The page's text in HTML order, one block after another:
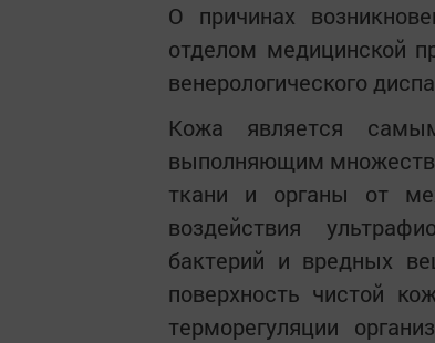
О причинах
отделом медицинской
венерологического
Кожа является
выполняющим
ткани и органы от
воздействия
бактерий и вредных
поверхность чистой
терморегуляции